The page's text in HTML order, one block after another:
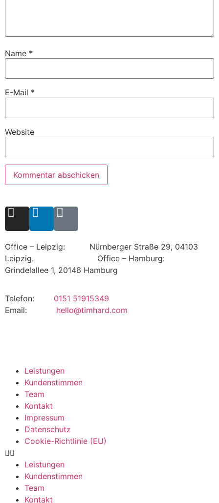
Name *
E-Mail *
Website
Telefon: 0151 51915349
Email: hello@timhard.com
Office – Leipzig: Nürnberger Straße 29, 04103
Leipzig. Office – Hamburg:
Grindelallee 1, 20146 Hamburg
Leistungen
Kundenstimmen
Team
Kontakt
Impressum
Datenschutz
Cookie-Richtlinie (EU)
Leistungen
Kundenstimmen
Team
Kontakt